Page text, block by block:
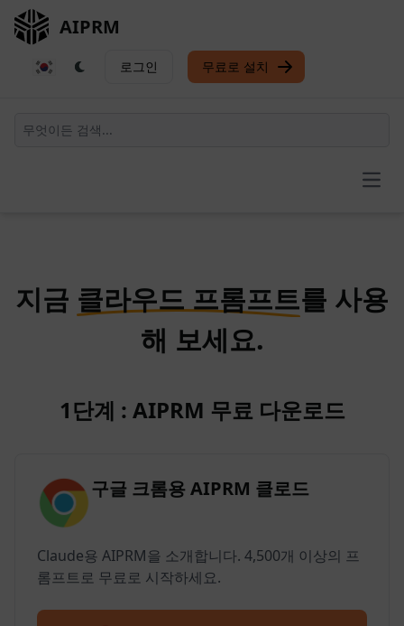
AIPRM
로그인 무료로 설치
지금 클라우드 프롬프트를 사용
해 보세요.
1단계 : AIPRM 무료 다운로드
구글 크롬용 AIPRM 클로드
Claude용 AIPRM을 소개합니다. 4,500개 이상의 프
롬프트로 무료로 시작하세요.